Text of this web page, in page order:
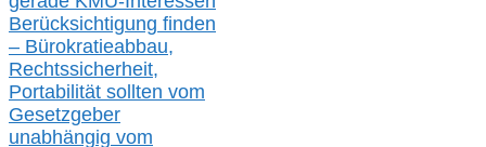
Berücksichtigung finden
– Bürokratieabbau,
Rechtssicherheit,
Portabilität sollten vom
Gesetzgeber
unabhängig vom